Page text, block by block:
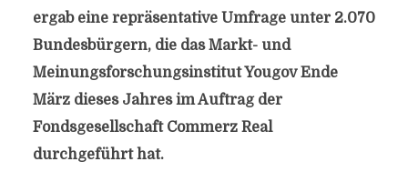
ergab eine repräsentative Umfrage unter 2.070
Bundesbürgern, die das Markt- und
Meinungsforschungsinstitut Yougov Ende
März dieses Jahres im Auftrag der
Fondsgesellschaft Commerz Real
durchgeführt hat.